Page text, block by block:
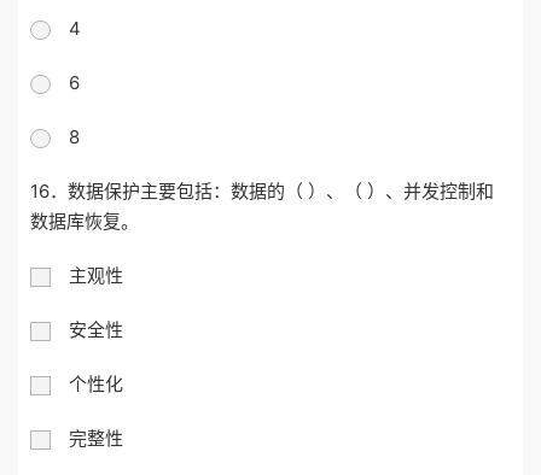
4
6
8
16．数据保护主要包括：数据的（ ）、（ ）、并发控制和
数据库恢复。
主观性
安全性
个性化
完整性